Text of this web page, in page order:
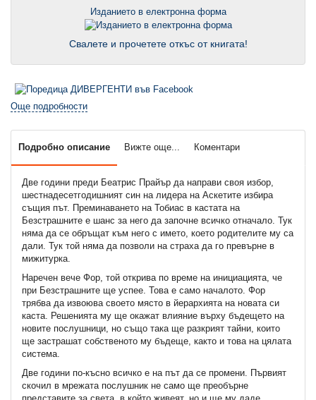
Изданието в електронна форма
Свалете и прочетете откъс от книгата!
Още подробности
Подробно описание Вижте още... Коментари
Две години преди Беатрис Прайър да направи своя избор,
шестнадесетгодишният син на лидера на Аскетите избира
същия път. Преминаването на Тобиас в кастата на
Безстрашните е шанс за него да започне всичко отначало. Тук
няма да се обръщат към него с името, което родителите му са
дали. Тук той няма да позволи на страха да го превърне в
мижитурка.
Наречен вече Фор, той открива по време на инициацията, че
при Безстрашните ще успее. Това е само началото. Фор
трябва да извоюва своето място в йерархията на новата си
каста. Решенията му ще окажат влияние върху бъдещето на
новите послушници, но също така ще разкрият тайни, които
ще застрашат собственото му бъдеще, както и това на цялата
система.
Две години по-късно всичко е на път да се промени. Първият
скочил в мрежата послушник не само ще преобърне